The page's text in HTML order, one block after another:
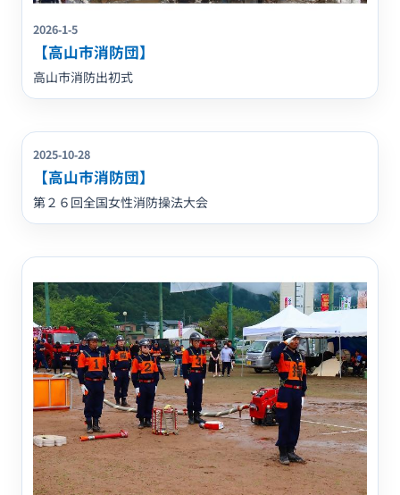
2026-1-5
【高山市消防団】
高山市消防出初式
2025-10-28
【高山市消防団】
第２６回全国女性消防操法大会